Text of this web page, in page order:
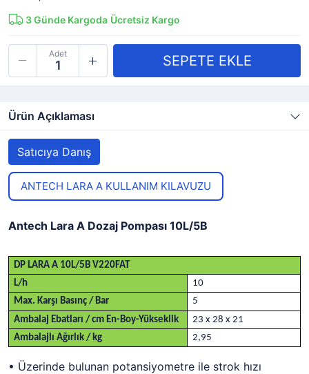
3Günde Kargoda Ücretsiz Kargo
Adet
Ürün Açıklaması
Satıcıya Danış
ANTECH LARA A KULLANIM KILAVUZU
Antech Lara A Dozaj Pompası 10L/5B
DP LARA A 10L/5B V220FAT
L/h
10
Max. Karşı Basınç / Bar
5
Ambalaj Ebatları / cm En-Boy-Yükseklik
23 x 28 x 21
Ambalajlı Ağırlık / kg
2,95
• Üzerinde bulunan potansiyometre ile strok hızı